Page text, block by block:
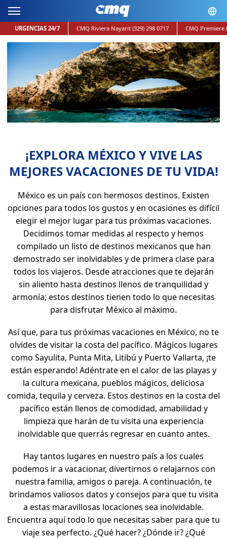
URGENCIAS 24/7 CMQ Riviera Nayarit (329) 298 0717 CMQ Premiere
¡EXPLORA MÉXICO Y VIVE LAS
MEJORES VACACIONES DE TU VIDA!
México es un país con hermosos destinos. Existen
opciones para todos los gustos y en ocasiones es difícil
elegir el mejor lugar para tus próximas vacaciones.
Decidimos tomar medidas al respecto y hemos
compilado un listo de destinos mexicanos que han
demostrado ser inolvidables y de primera clase para
todos los viajeros. Desde atracciones que te dejarán
sin aliento hasta destinos llenos de tranquilidad y
armonía; estos destinos tienen todo lo que necesitas
para disfrutar México al máximo.
Así que, para tus próximas vacaciones en México, no te
olvides de visitar la costa del pacífico. Mágicos lugares
como Sayulita, Punta Mita, Litibú y Puerto Vallarta, ¡te
están esperando! Adéntrate en el calor de las playas y
la cultura mexicana, pueblos mágicos, deliciosa
comida, tequila y cerveza. Estos destinos en la costa del
pacífico están llenos de comodidad, amabilidad y
limpieza que harán de tu visita una experiencia
inolvidable que querrás regresar en cuanto antes.
Hay tantos lugares en nuestro país a los cuales
podemos ir a vacacionar, divertirnos o relajarnos con
nuestra familia, amigos o pareja. A continuación, te
brindamos valiosos datos y consejos para que tu visita
a estas maravillosas locaciones sea inolvidable.
Encuentra aquí todo lo que necesitas saber para que tu
viaje sea perfecto. ¿Qué hacer? ¿Dónde ir? ¿Qué